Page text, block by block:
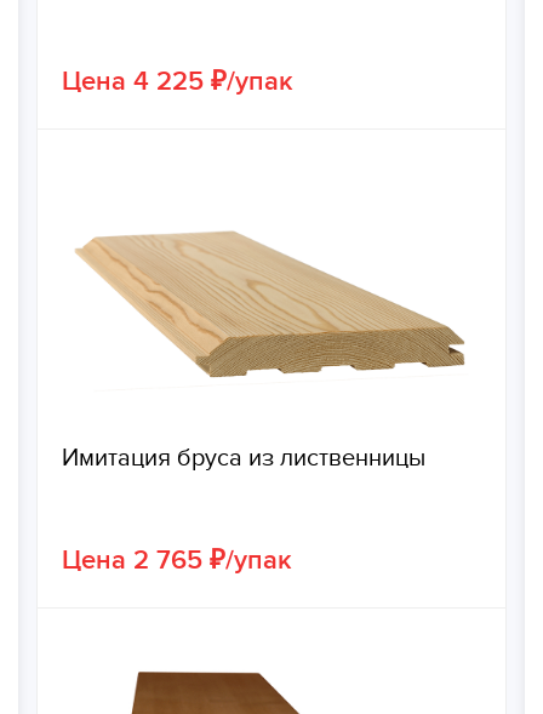
Цена 4 225 ₽/упак
Имитация бруса из лиственницы
Цена 2 765 ₽/упак